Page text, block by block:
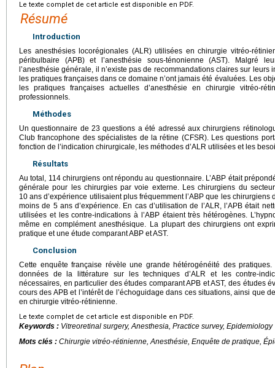
Le texte complet de cet article est disponible en PDF.
Résumé
Introduction
Les anesthésies locorégionales (ALR) utilisées en chirurgie vitréo-
péribulbaire (APB) et l’anesthésie sous-ténonienne (AST). Malgré
l’anesthésie générale, il n’existe pas de recommandations claires sur
les pratiques françaises dans ce domaine n’ont jamais été évaluées. Les
les pratiques françaises actuelles d’anesthésie en chirurgie vitréo-
professionnels.
Méthodes
Un questionnaire de 23 questions a été adressé aux chirurgiens
Club francophone des spécialistes de la rétine (CFSR). Les questions
fonction de l’indication chirurgicale, les méthodes d’ALR utilisées et les
Résultats
Au total, 114 chirurgiens ont répondu au questionnaire. L’ABP était
générale pour les chirurgies par voie externe. Les chirurgiens du
10 ans d’expérience utilisaient plus fréquemment l’ABP que les
moins de 5 ans d’expérience. En cas d’utilisation de l’ALR, l’APB était
utilisées et les contre-indications à l’ABP étaient très hétérogènes.
même en complément anesthésique. La plupart des chirurgiens ont
pratique et une étude comparant ABP et AST.
Conclusion
Cette enquête française révèle une grande hétérogénéité des
données de la littérature sur les techniques d’ALR et les contre-
nécessaires, en particulier des études comparant APB et AST, des études
cours des APB et l’intérêt de l’échoguidage dans ces situations, ainsi que
en chirurgie vitréo-rétinienne.
Le texte complet de cet article est disponible en PDF.
Keywords : Vitreoretinal surgery, Anesthesia, Practice survey, Epidemiology
Mots clés : Chirurgie vitréo-rétinienne, Anesthésie, Enquête de pratique,